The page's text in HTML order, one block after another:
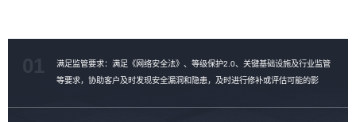
满足监管要求：满足《网络安全法》、等级保护2.0、关键基础设施及行业监管
等要求，协助客户及时发现安全漏洞和隐患，及时进行修补或评估可能的影